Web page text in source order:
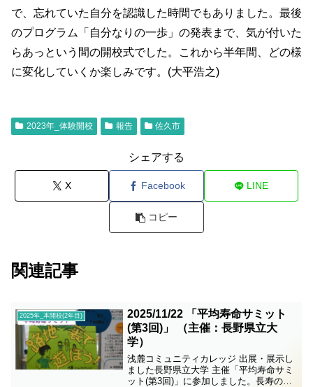
で、忘れていた自分を認識した時間でもありました。最後
のプログラム「自分なりの一歩」の発表まで、気が付いた
らあっという間の開校式でした。これから半年間、どの様
に変化していくか楽しみです。(大平浩之)
2023年_体験開校 報告 佐久市
シェアする
X Facebook LINE
コピー
関連記事
2025年_本開校(2年目)
2025/11/22 「平均寿命サミット
(第3回)」 （主催：長野県立大
学）
浅麓コミュニティカレッジ 出展・展示し
ました長野県立大学 主催「平均寿命サミ
ット(第3回)」に参加しました。長寿の要